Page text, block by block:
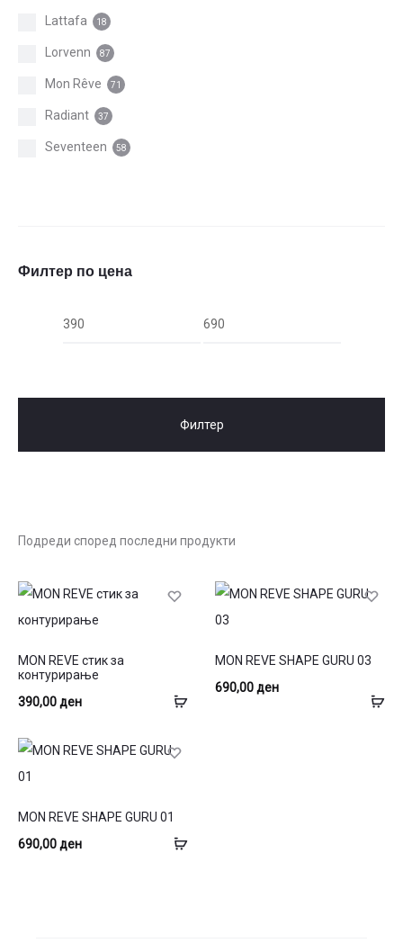
Избери
variants.
MON REVE стик за
контурирање
390,00ден
MON REVE SHAPE GURU 03
690,00ден
Додај
MON REVE SHAPE GURU 01
690,00ден
Lattafa 18
Lorvenn 87
Mon Rêve 71
Radiant 37
Seventeen 58
Филтер по цена
Мин. Макс.
Филтер